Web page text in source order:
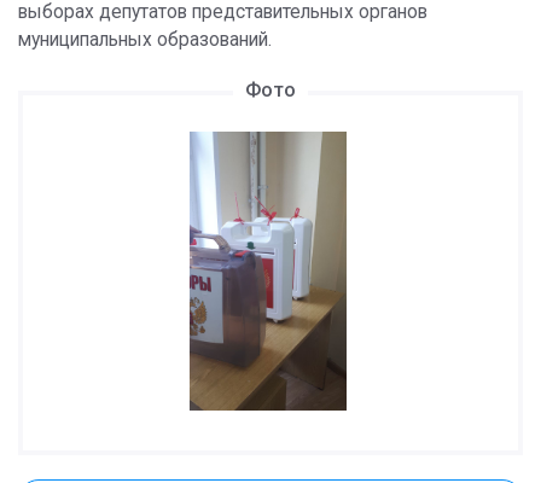
выборах депутатов представительных органов
муниципальных образований.
Фото